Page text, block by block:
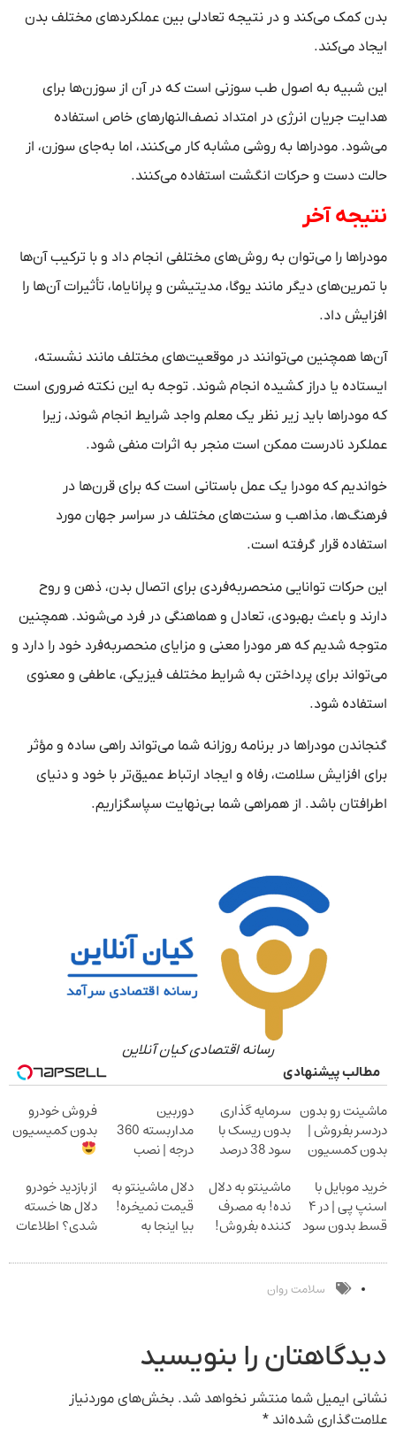
بدن کمک می‌کند و در نتیجه تعادلی بین عملکردهای مختلف بدن
ایجاد می‌کند.
این شبیه به اصول طب سوزنی است که در آن از سوزن‌ها برای
هدایت جریان انرژی در امتداد نصف‌النهارهای خاص استفاده
می‌شود. مودراها به روشی مشابه کار می‌کنند، اما به‌جای سوزن، از
حالت دست و حرکات انگشت استفاده می‌کنند.
نتیجه آخر
مودراها را می‌توان به روش‌های مختلفی انجام داد و با ترکیب آن‌ها
با تمرین‌های دیگر مانند یوگا، مدیتیشن و پرانایاما، تأثیرات آن‌ها را
افزایش داد.
آن‌ها همچنین می‌توانند در موقعیت‌های مختلف مانند نشسته،
ایستاده یا دراز کشیده انجام شوند. توجه به این نکته ضروری است
که مودراها باید زیر نظر یک معلم واجد شرایط انجام شوند، زیرا
عملکرد نادرست ممکن است منجر به اثرات منفی شود.
خواندیم که مودرا یک عمل باستانی است که برای قرن‌ها در
فرهنگ‌ها، مذاهب و سنت‌های مختلف در سراسر جهان مورد
استفاده قرار گرفته است.
این حرکات توانایی منحصربه‌فردی برای اتصال بدن، ذهن و روح
دارند و باعث بهبودی، تعادل و هماهنگی در فرد می‌شوند. همچنین
متوجه شدیم که هر مودرا معنی و مزایای منحصربه‌فرد خود را دارد و
می‌تواند برای پرداختن به شرایط مختلف فیزیکی، عاطفی و معنوی
استفاده شود.
گنجاندن مودراها در برنامه روزانه شما می‌تواند راهی ساده و مؤثر
برای افزایش سلامت، رفاه و ایجاد ارتباط عمیق‌تر با خود و دنیای
اطرافتان باشد. از همراهی شما بی‌نهایت سپاسگزاریم.
رسانه اقتصادی کیان آنلاین
مطالب پیشنهادی
ماشینت رو بدون
دردسر بفروش |
بدون کمسیون
سرمایه گذاری
بدون ریسک با
سود 38 درصد
دوربین
مداربسته 360
درجه | نصب
فروش خودرو
بدون کمیسیون
خرید موبایل با
اسنپ پی | در ۴
قسط بدون سود
ماشینتو به دلال
نده! به مصرف
کننده بفروش!
یک تماس
دلال ماشینتو به
قیمت نمیخره!
بیا اینجا به
بفروش*فقط
از بازدید خودرو
دلال ها خسته
شدی؟ اطلاعات
ثبت کن
سلامت روان
دیدگاهتان را بنویسید
نشانی ایمیل شما منتشر نخواهد شد. بخش‌های موردنیاز
علامت‌گذاری شده‌اند *